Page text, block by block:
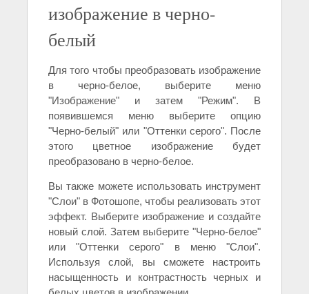
изображение в черно-
белый
Для того чтобы преобразовать изображение
в черно-белое, выберите меню
"Изображение" и затем "Режим". В
появившемся меню выберите опцию
"Черно-белый" или "Оттенки серого". После
этого цветное изображение будет
преобразовано в черно-белое.
Вы также можете использовать инструмент
"Слои" в Фотошопе, чтобы реализовать этот
эффект. Выберите изображение и создайте
новый слой. Затем выберите "Черно-белое"
или "Оттенки серого" в меню "Слои".
Используя слой, вы сможете настроить
насыщенность и контрастность черных и